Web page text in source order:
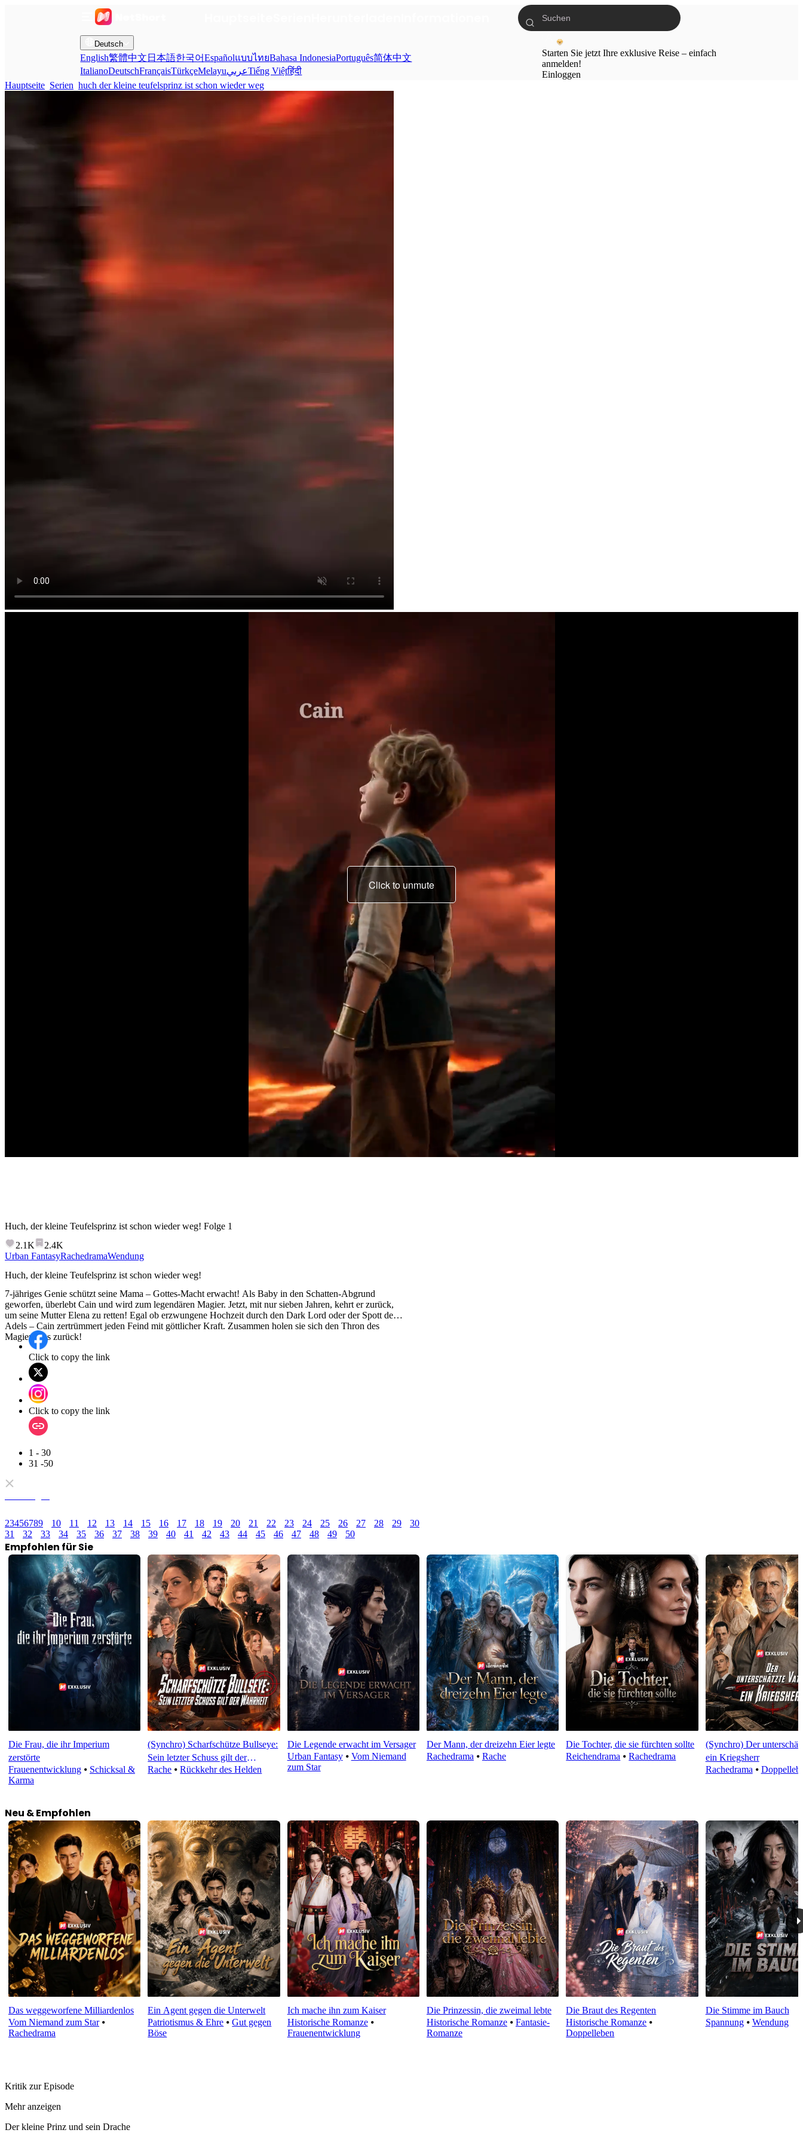
Deutsch
English繁體中文 日本語한국어EspañolแบบไทยBahasa IndonesiaPortuguês简体中文
ItalianoDeutschFrançaisTürkçeMelayuعربيTiếng Việtहिंदी
Starten Sie jetzt Ihre exklusive Reise – einfach
anmelden!
Einloggen
Hauptseite Serien huch der kleine teufelsprinz ist schon wieder weg
Click to unmute
Huch, der kleine Teufelsprinz ist schon wieder weg! Folge 1
2.1K
2.4K
Urban FantasyRachedramaWendung
Huch, der kleine Teufelsprinz ist schon wieder weg!
7-jähriges Genie schützt seine Mama – Gottes-Macht erwacht! Als Baby in den Schatten-Abgrund
geworfen, überlebt Cain und wird zum legendären Magier. Jetzt, mit nur sieben Jahren, kehrt er zurück,
um seine Mutter Elena zu retten! Egal ob erzwungene Hochzeit durch den Dark Lord oder der Spott des
Adels – Cain zertrümmert jeden Feind mit göttlicher Kraft. Zusammen holen sie sich den Thron des
Magiereichs zurück!
Click to copy the link
Click to copy the link
1 - 30
31 -50
23456789 10 11 12 13 14 15 16 17 18 19 20 21 22 23 24 25 26 27 28 29
30
31
32 33 34 35 36 37 38 39 40 41 42 43 44 45 46 47 48 49 50
Empfohlen für Sie
Die Frau, die ihr Imperium
zerstörte
Frauenentwicklung ⦁ Schicksal &
Karma
(Synchro) Scharfschütze Bullseye:
Sein letzter Schuss gilt der
Wahrheit
Rache ⦁Rückkehr des Helden
Die Legende erwacht im Versager
Urban Fantasy⦁ Vom Niemand
zum Star
Der Mann, der dreizehn Eier legte
Rachedrama ⦁ Rache
Die Tochter, die sie fürchten sollte
Reichendrama ⦁Rachedrama
(Synchro) Der
ein Kriegsherr
Rachedrama ⦁
Neu & Empfohlen
Das weggeworfene Milliardenlos
Vom Niemand zum Star⦁
Rachedrama
Ein Agent gegen die Unterwelt
Patriotismus & Ehre ⦁Gut gegen
Böse
Ich mache ihn zum Kaiser
Historische Romanze⦁
Frauenentwicklung
Die Prinzessin, die zweimal lebte
Historische Romanze⦁ Fantasie-
Romanze
Die Braut des Regenten
Historische Romanze ⦁
Doppelleben
Die Stimme im Bauch
Spannung⦁ Wendung
Kritik zur Episode
Mehr anzeigen
Der kleine Prinz und sein Drache